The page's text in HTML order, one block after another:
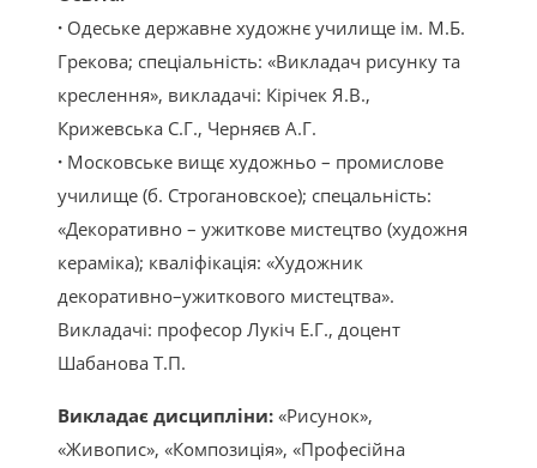
· Одеське державне художнє училище iм. М.Б.
Грекова; спецiальнiсть: «Викладач рисунку та
креслення», викладачi: Кiрiчек Я.В.,
Крижевська С.Г., Черняєв А.Г.
· Московське вищє художньо – промислове
училище (б. Строгановское); спецальнiсть:
«Декоративно – ужиткове мистецтво (художня
керамiка); кваліфікацiя: «Художник
декоративно–ужиткового мистецтва».
Викладачі: професор Лукiч Е.Г., доцент
Шабанова Т.П.
Викладає дисциплiни: «Рисунок»,
«Живопис», «Композицiя», «Професiйна